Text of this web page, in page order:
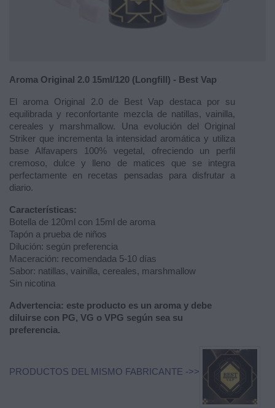
Aroma Original 2.0 15ml/120 (Longfill) - Best Vap
El aroma Original 2.0 de Best Vap destaca por su
equilibrada y reconfortante mezcla de natillas, vainilla,
cereales y marshmallow. Una evolución del Original
Striker que incrementa la intensidad aromática y utiliza
base Alfavapers 100% vegetal, ofreciendo un perfil
cremoso, dulce y lleno de matices que se integra
perfectamente en recetas pensadas para disfrutar a
diario.
Características:
Botella de 120ml con 15ml de aroma
Tapón a prueba de niños
Dilución: según preferencia
Maceración: recomendada 5-10 días
Sabor: natillas, vainilla, cereales, marshmallow
Sin nicotina
Advertencia: este producto es un aroma y debe
diluirse con PG, VG o VPG según sea su
preferencia.
PRODUCTOS DEL MISMO FABRICANTE ->>